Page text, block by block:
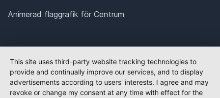
Animerad flaggrafik för Centrum
This site uses third-party website tracking technologies to
provide and continually improve our services, and to display
advertisements according to users' interests. I agree and may
revoke or change my consent at any time with effect for the